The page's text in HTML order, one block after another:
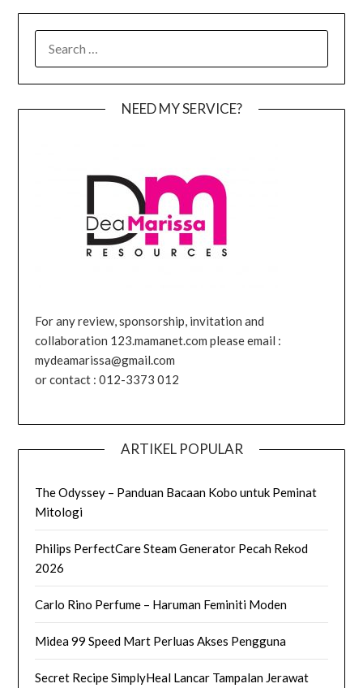
FOR:
NEED MY SERVICE?
For any review, sponsorship, invitation and
collaboration 123.mamanet.com please email :
mydeamarissa@gmail.com
or contact : 012-3373 012
ARTIKEL POPULAR
The Odyssey – Panduan Bacaan Kobo untuk Peminat
Mitologi
Philips PerfectCare Steam Generator Pecah Rekod
2026
Carlo Rino Perfume – Haruman Feminiti Moden
Midea 99 Speed Mart Perluas Akses Pengguna
Secret Recipe SimplyHeal Lancar Tampalan Jerawat